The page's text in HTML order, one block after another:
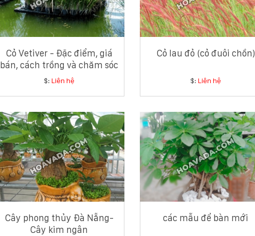
Cỏ Vetiver - Đặc điểm, giá
bán, cách trồng và chăm sóc
cỏ Vetiver
$: Liên hệ
Cỏ lau đỏ (cỏ đuôi chồn)
$: Liên hệ
Cây phong thủy Đà Nẵng-
Cây kim ngân
các mẫu để bàn mới